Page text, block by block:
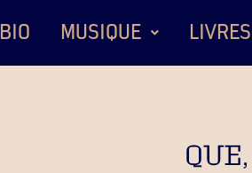
BIO MUSIQUE LIVRES